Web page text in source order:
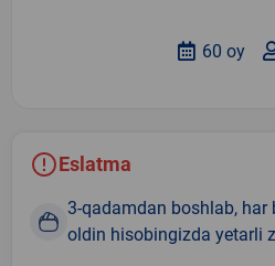
60 oy
Eslatma
3-qadamdan boshlab,
oldin hisobingizda yetarli